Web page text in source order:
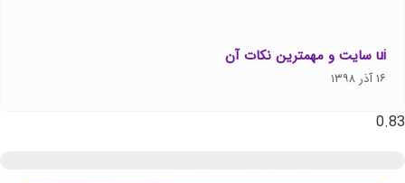
ui سایت و مهمترین نکات آن
۱۶ آذر ۱۳۹۸